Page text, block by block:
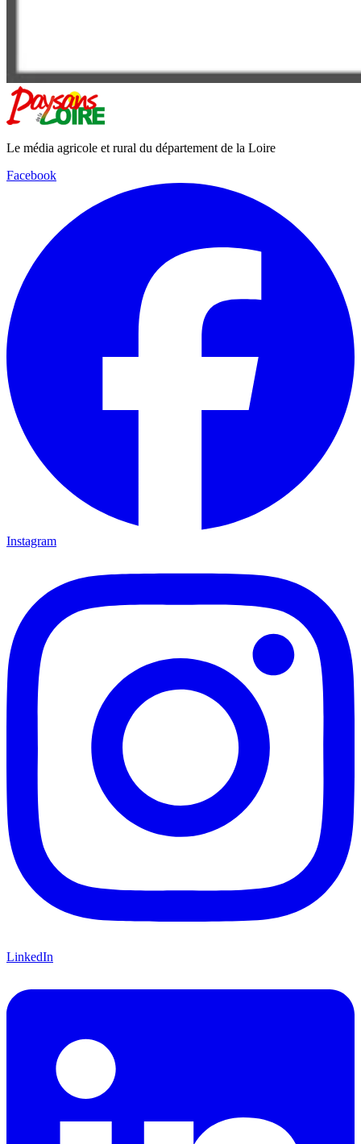
Le média agricole et rural du département de la Loire
Facebook
Instagram
LinkedIn